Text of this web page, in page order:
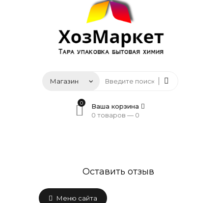
0
Ваша корзина
0 товаров — 0
Оставить отзыв
Меню сайта